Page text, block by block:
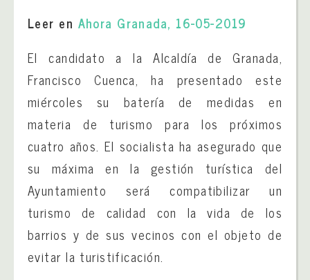
Leer en Ahora Granada, 16-05-2019
El candidato a la Alcaldía de Granada,
Francisco Cuenca, ha presentado este
miércoles su batería de medidas en
materia de turismo para los próximos
cuatro años. El socialista ha asegurado que
su máxima en la gestión turística del
Ayuntamiento será compatibilizar un
turismo de calidad con la vida de los
barrios y de sus vecinos con el objeto de
evitar la turistificación.